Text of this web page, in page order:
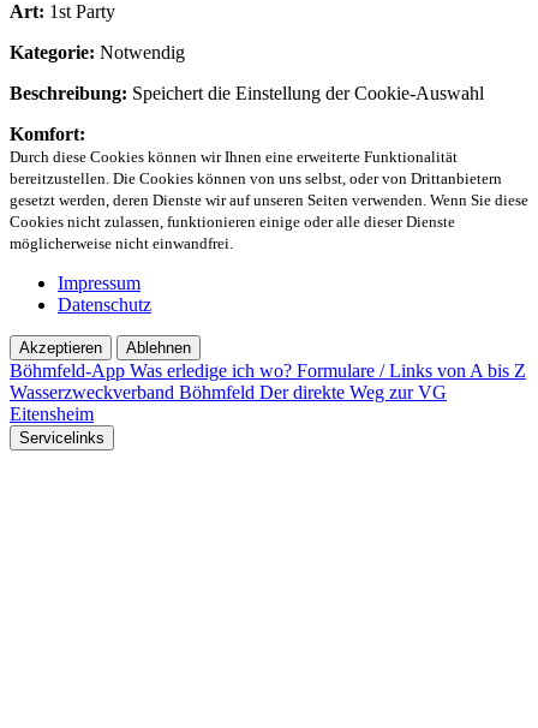
Art: 1st Party
Kategorie: Notwendig
Beschreibung: Speichert die Einstellung der Cookie-Auswahl
Komfort:
Durch diese Cookies können wir Ihnen eine erweiterte Funktionalität
bereitzustellen. Die Cookies können von uns selbst, oder von Drittanbietern
gesetzt werden, deren Dienste wir auf unseren Seiten verwenden. Wenn Sie diese
Cookies nicht zulassen, funktionieren einige oder alle dieser Dienste
möglicherweise nicht einwandfrei.
Impressum
Datenschutz
Akzeptieren Ablehnen
Böhmfeld-App Was erledige ich wo? Formulare / Links von A bis Z
Wasserzweckverband Böhmfeld Der direkte Weg zur VG
Eitensheim
Servicelinks